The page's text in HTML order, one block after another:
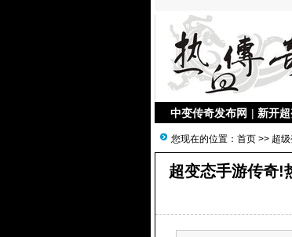
中变传奇发布网 | 新开
您现在的位置： 首页 >> 超
超变态手游传奇!